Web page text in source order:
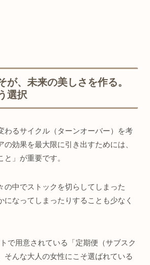
が、未来の美しさを作る。
選択
わるサイクル（ターンオーバー）を考
の効果を最大限に引き出すためには、
」が重要です。
の中でストックを切らしてしまった
になってしまったりすることも少なく
で用意されている「定期便（サブスク
そんな大人の女性にこそ選ばれている